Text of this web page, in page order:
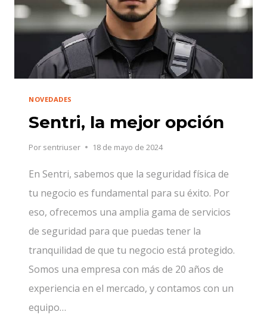
NOVEDADES
Sentri, la mejor opción
Por sentriuser 18 de mayo de 2024
En Sentri, sabemos que la seguridad física de
tu negocio es fundamental para su éxito. Por
eso, ofrecemos una amplia gama de servicios
de seguridad para que puedas tener la
tranquilidad de que tu negocio está protegido.
Somos una empresa con más de 20 años de
experiencia en el mercado, y contamos con un
equipo…